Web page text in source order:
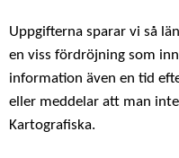
Uppgifterna sparar vi så
en viss fördröjning som
information även en tid
eller meddelar att man
Kartografiska.